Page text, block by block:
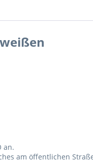
an.
am öffentlichen